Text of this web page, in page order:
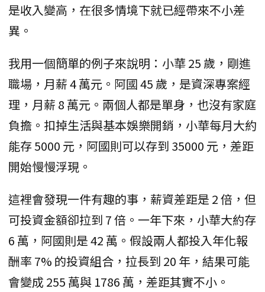
是收入變高，在很多情境下就已經帶來不小差
異。
我用一個簡單的例子來說明：小華 25 歲，剛進
職場，月薪 4 萬元。阿國 45 歲，是資深專案經
理，月薪 8 萬元。兩個人都是單身，也沒有家庭
負擔。扣掉生活與基本娛樂開銷，小華每月大約
能存 5000 元，阿國則可以存到 35000 元，差距
開始慢慢浮現。
這裡會發現一件有趣的事，薪資差距是 2 倍，但
可投資金額卻拉到 7 倍。一年下來，小華大約存
6 萬，阿國則是 42 萬。假設兩人都投入年化報
酬率 7% 的投資組合，拉長到 20 年，結果可能
會變成 255 萬與 1786 萬，差距其實不小。